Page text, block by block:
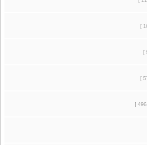
[